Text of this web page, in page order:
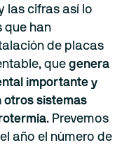
las cifras así lo
que han
de placas
que genera
importante y
otros sistemas
. Prevemos
año el número de